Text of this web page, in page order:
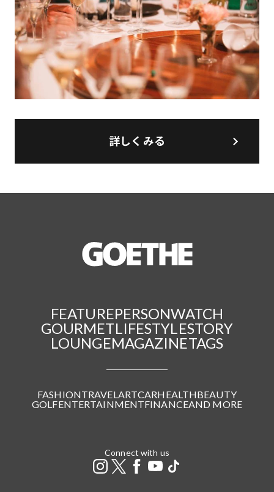
詳しくみる
FEATUREPERSONWATCH
GOURMETLIFESTYLESTORY
LOUNGEMAGAZINETAGS
FASHIONTRAVELARTCARHEALTHBEAUTY
GOLFENTERTAINMENTFINANCEAND MORE
Connect with us